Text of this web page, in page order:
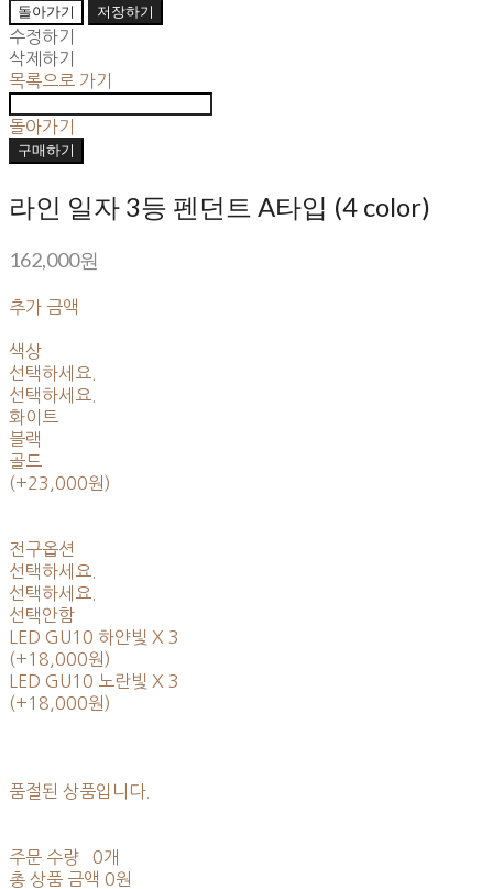
돌아가기
저장하기
수정하기
삭제하기
목록으로 가기
돌아가기
구매하기
라인 일자 3등 펜던트 A타입 (4 color)
162,000원
추가 금액
색상
선택하세요.
선택하세요.
화이트
블랙
골드
(+23,000원)
전구옵션
선택하세요.
선택하세요.
선택안함
LED GU10 하얀빛 X 3
(+18,000원)
LED GU10 노란빛 X 3
(+18,000원)
품절된 상품입니다.
주문 수량
0개
총 상품 금액 0원